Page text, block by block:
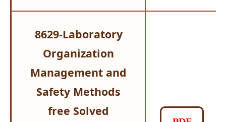
8629-Laboratory
Organization
Management and
Safety Methods
free Solved